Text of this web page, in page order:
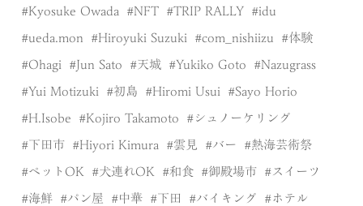
Kyosuke Owada NFT TRIP RALLY idu
ueda.mon Hiroyuki Suzuki com_nishiizu 体験
Ohagi Jun Sato 天城 Yukiko Goto Nazugrass
Yui Motizuki 初島 Hiromi Usui Sayo Horio
H.Isobe Kojiro Takamoto シュノーケリング
下田市 Hiyori Kimura 雲見 バー 熱海芸術祭
ペットOK 犬連れOK 和食 御殿場市 スイーツ
海鮮 パン屋 中華 下田 バイキング ホテル